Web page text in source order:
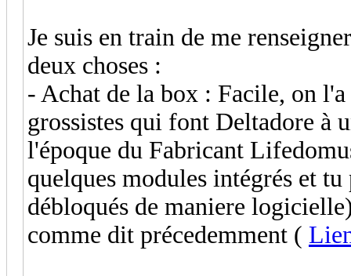
Je suis en train de me
deux choses :
- Achat de la box : Facile, on
grossistes qui font Deltadore à
l'époque du Fabricant
quelques modules intégrés et
débloqués de maniere
comme dit précedemment (